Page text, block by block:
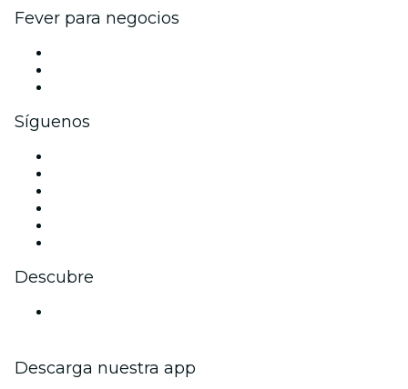
Fever para negocios
Síguenos
Descubre
Descarga nuestra app